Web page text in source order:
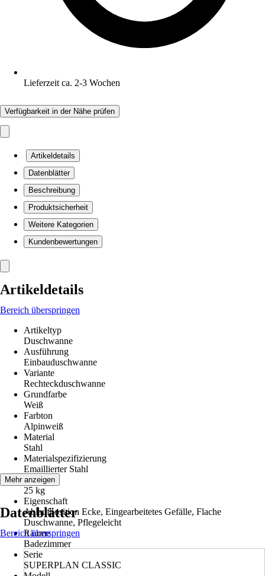
Lieferzeit ca. 2-3 Wochen
Verfügbarkeit in der Nähe prüfen
Artikeldetails
Datenblätter
Beschreibung
Produktsicherheit
Weitere Kategorien
Kundenbewertungen
Artikeldetails
Bereich überspringen
Artikeltyp
Duschwanne
Ausführung
Einbauduschwanne
Variante
Rechteckduschwanne
Grundfarbe
Weiß
Farbton
Alpinweiß
Material
Stahl
Materialspezifizierung
Emaillierter Stahl
Gewicht
25 kg
Eigenschaft
Ablaufposition Ecke, Eingearbeitetes Gefälle, Flache
Duschwanne, Pflegeleicht
Räume
Badezimmer
Serie
SUPERPLAN CLASSIC
Mehr anzeigen
Datenblätter
Bereich überspringen